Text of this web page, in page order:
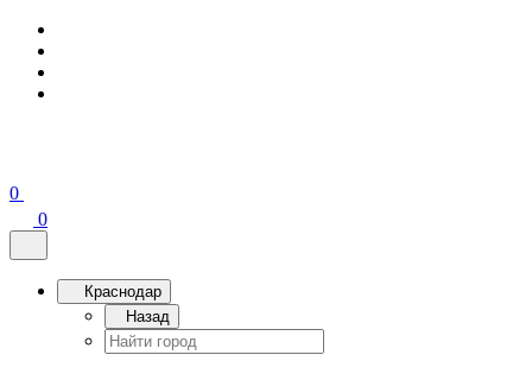
0
0
Краснодар
Назад